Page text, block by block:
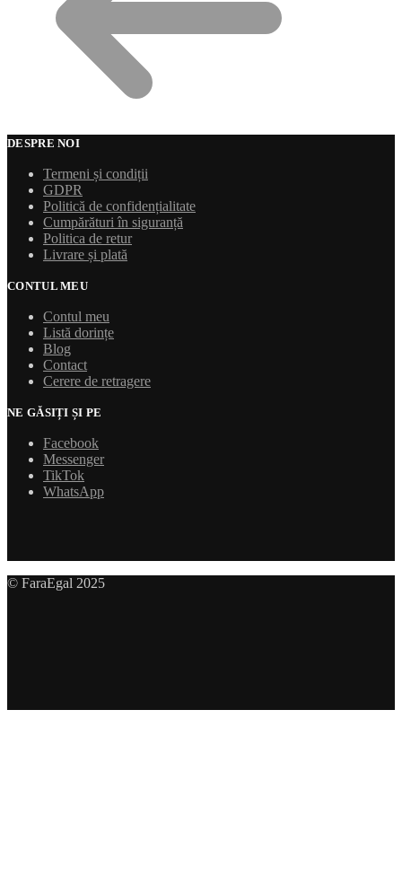
DESPRE NOI
Termeni și condiții
GDPR
Politică de confidențialitate
Cumpărături în siguranță
Politica de retur
Livrare și plată
CONTUL MEU
Contul meu
Listă dorințe
Blog
Contact
Cerere de retragere
NE GĂSIȚI ȘI PE
Facebook
Messenger
TikTok
WhatsApp
© FaraEgal 2025